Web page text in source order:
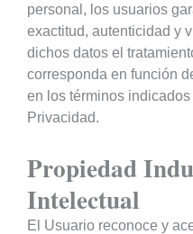
personal, los usuarios
exactitud, autenticidad y
dichos datos el
corresponda en función
en los términos
Privacidad.
Propiedad
Intelectual
El Usuario reconoce y